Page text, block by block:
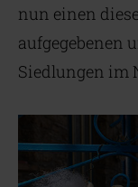
nun einen
aufgegebenen
Siedlungen im